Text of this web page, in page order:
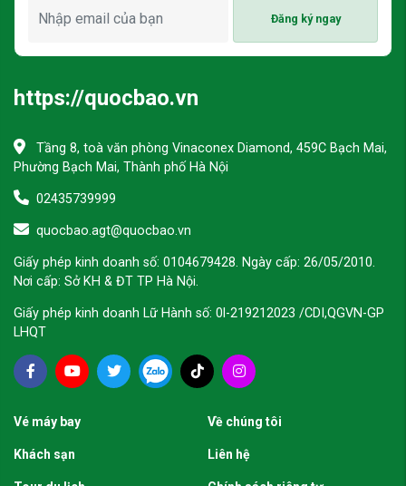
Đăng ký ngay
https://quocbao.vn
Tầng 8, toà văn phòng Vinaconex Diamond, 459C Bạch Mai,
Phường Bạch Mai, Thành phố Hà Nội
02435739999
quocbao.agt@quocbao.vn
Giấy phép kinh doanh số: 0104679428. Ngày cấp: 26/05/2010.
Nơi cấp: Sở KH & ĐT TP Hà Nội.
Giấy phép kinh doanh Lữ Hành số: 0l-219212023 /CDI,QGVN-GP
LHQT
Vé máy bay
Khách sạn
Về chúng tôi
Liên hệ